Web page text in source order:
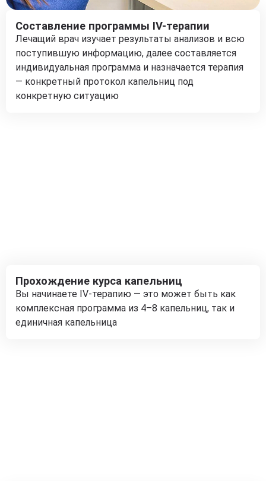
Составление программы IV-терапии
Лечащий врач изучает результаты анализов и всю
поступившую информацию, далее составляется
индивидуальная программа и назначается терапия
— конкретный протокол капельниц под
конкретную ситуацию
Прохождение курса капельниц
Вы начинаете IV-терапию — это может быть как
комплексная программа из 4–8 капельниц, так и
единичная капельница